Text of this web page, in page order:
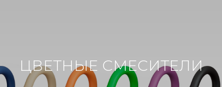
ЦВЕТНЫЕ СМЕСИТЕЛИ